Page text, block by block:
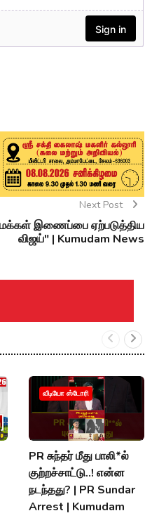
Next Post
மக்கள் இணைப்பை ஏற்படுத்திய
விஜய்" | Kumudam News
வீடியோ ஸ்டோரி
PR சுந்தர் மீது பாலி*ல்
குற்றச்சாட்டு..! என்ன
நடந்தது? | PR Sundar
Arrest | Kumudam